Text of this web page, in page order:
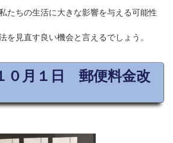
たちの生活に大きな影響を与える可能性
を見直す良い機会と言えるでしょう。
０月１日 郵便料金改